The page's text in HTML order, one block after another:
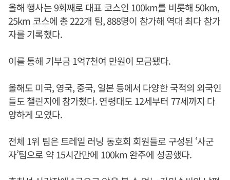
올해 행사는 9회째로 대표 코스인 100km를 비롯해 50km,
25km 코스에 총 222개 팀, 888명이 참가해 역대 최다 참가
자를 기록했다.
이를 통해 기부금 1억7천여 만원이 모금됐다.
올해도 미국, 영국, 중국, 일본 등에서 다양한 국적의 외국인
들도 챌린지에 참가했다. 연령대도 12세부터 77세까지 다
양하게 모였다.
전체 1위 팀은 트레일 러닝 동호회 회원들로 구성된 ‘사군
자’팀으로 약 15시간만에 100km 완주에 성공했다.